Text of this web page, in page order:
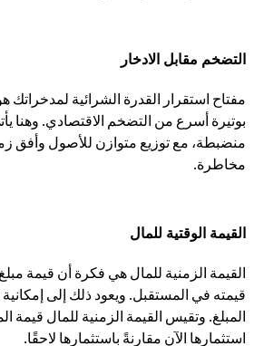
التضخم مقابل الادخار
مفتاح استقرار القدرة الشرائية لمدخراتك
بوتيرة أسرع من التضخم الاقتصادي. وهنا
منضبطة، مع توزيع متوازن للأصول وأفق
مخاطرة.
القيمة الوقتية للمال
القيمة الزمنية للمال هي فكرة أن قيمة
قيمته في المستقبل. ويعود ذلك إلى
المبلغ. وتقيس القيمة الزمنية للمال قيمة
استثمارها الآن مقارنةً باستثمارها لاحقًا.